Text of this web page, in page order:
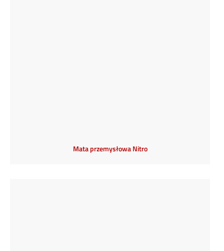
Mata przemysłowa Nitro